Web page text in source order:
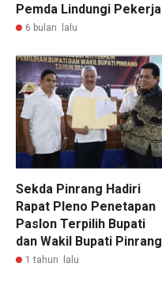
Pemda Lindungi Pekerja
6 bulan lalu
Sekda Pinrang Hadiri
Rapat Pleno Penetapan
Paslon Terpilih Bupati
dan Wakil Bupati Pinrang
1 tahun lalu